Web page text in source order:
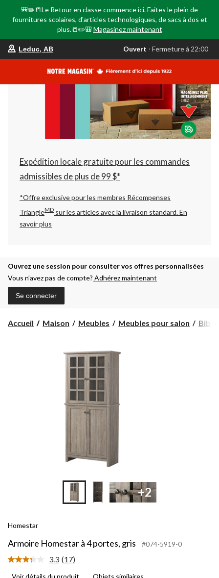
🎒✏️📒Le Retour en classe commence ici. Faites le plein de
fournitures scolaires, d'articles technologiques, de sacs à dos et
plus.📒✏️🎒 Magasinez maintenant
votre
est
AB,
Ouvert,
Fermeture
à
22:00
changer
Leduc, AB Ouvert ⋅ Fermeture à 22:00
Expédition locale gratuite pour les commandes
admissibles de plus de 99 $*
*Offre exclusive pour les membres Récompenses
TriangleMD sur les articles avec la livraison standard.En
savoir plus
Ouvrez une session pour consulter vos offres personnalisées
Vous n’avez pas de compte? Adhérez maintenant
Se connecter
Accueil Maison Meubles Meubles pour salon
+2
Homestar
Armoire Homestar à 4 portes, gris #074-5919-0
3.3 Lire
(17)
Voir détails du produit Objets similaires